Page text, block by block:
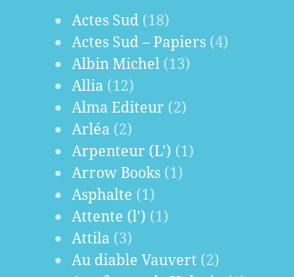
Actes Sud (18)
Actes Sud – Papiers (4)
Albin Michel (13)
Allia (12)
Alma Editeur (2)
Arléa (2)
Arpenteur (L') (1)
Arrow Books (1)
Asphalte (1)
Attente (l') (1)
Attila (3)
Au diable Vauvert (2)